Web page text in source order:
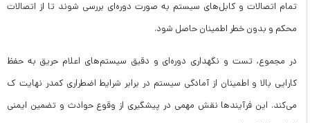
تمام اتصالات و کابل‌های سیستم به صورت دوره‌ای بررسی شوند تا از اتصالات
محکم و بدون خطر اطمینان حاصل شود.
در مجموع، تست و نگهداری دوره‌ای و دقیق سیستم‌های اعلام حریق به حفظ
کارایی بالا و اطمینان از آمادگی سیستم در برابر شرایط اضطراری کمدر نهایت ک
می‌کند. این فرآیندها نقش مهمی در پیشگیری از وقوع حوادث و تضمین ایمنی